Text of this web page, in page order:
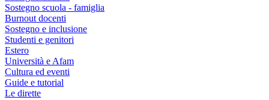
Sostegno scuola - famiglia
Burnout docenti
Sostegno e inclusione
Studenti e genitori
Estero
Università e Afam
Cultura ed eventi
Guide e tutorial
Le dirette